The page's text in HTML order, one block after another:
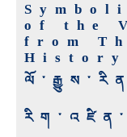
of the
from
History